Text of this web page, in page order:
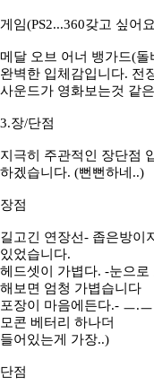
게임(PS2...360갖고 싶어
메달 오브 어너 뱅가드(
완벽한 입체감입니다. 전
사운드가 영화보는것 같
3.장/단점
지극히 주관적인 장단점
하겠습니다. (뻔뻔하네..)
장점
길고긴 연장선- 좁은방이
있었습니다.
헤드셋이 가볍다. -눈으
해보면 엄청 가볍습니다
포장이 마음에든다.- ㅡ.
모콘 베터리 하나더
들어있는게 가장..)
단점